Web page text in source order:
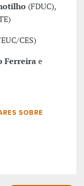
(FDUC),
CES)
Ferreirae
SOBRE